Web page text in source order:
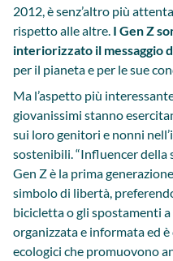
2012, è senz’altro più
rispetto alle altre. I Gen Z
interiorizzato il messaggio
per il pianeta e per le sue
Ma l’aspetto più
giovanissimi stanno
sui loro genitori e nonni
sostenibili. “Influencer della
Gen Z è la prima
simbolo di libertà,
bicicletta o gli spostamenti a
organizzata e informata ed
ecologici che promuovono